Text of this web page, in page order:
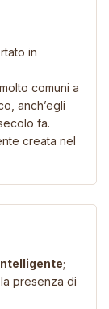
in
comuni a
anch’egli
fa.
creata nel
;
presenza di